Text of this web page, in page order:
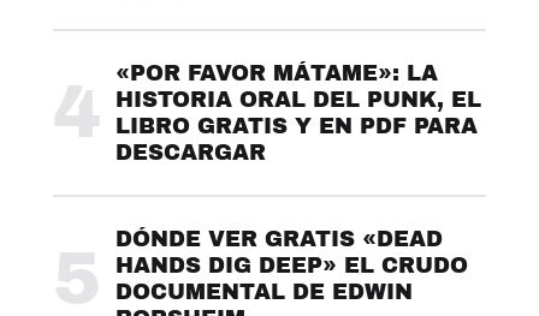
4
«POR FAVOR MÁTAME»: LA
HISTORIA ORAL DEL PUNK, EL
LIBRO GRATIS Y EN PDF PARA
DESCARGAR
5
DÓNDE VER GRATIS «DEAD
HANDS DIG DEEP» EL CRUDO
DOCUMENTAL DE EDWIN